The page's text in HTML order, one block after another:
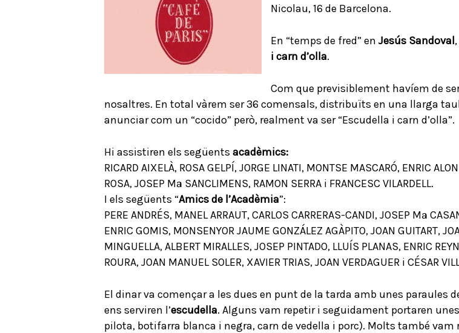
Nicolau, 16 de Barcelona.
En “temps de fred” en Jesús Sandoval
i carn d’olla.
Com que previsiblement havíem de
nosaltres. En total vàrem ser 36 comensals, distribuïts en una llarga
anunciar com un “cocido” però, realment va ser “Escudella i carn d’olla”.
Hi assistiren els següents acadèmics:
RICARD AIXELÀ, ROSA GELPÍ, JORGE LINATI, MONTSE MASCARÓ, ENRIC
ROSA, JOSEP Mª SANCLIMENS, RAMON SERRA i FRANCESC VILARDELL.
I els següents “Amics de l’Acadèmia”:
PERE ANDRÉS, MANEL ARRAUT, CARLOS CARRERAS-CANDI, JOSEP Mª
ENRIC GOMIS, MONSENYOR JAUME GONZÁLEZ AGÀPITO, JOAN GUITART,
MINGUELLA, ALBERT MIRALLES, JOSEP PINTADO, LLUÍS PLANAS, ENRIC
ROURA, JOAN MANUEL SOLER, XAVIER TRIAS, JOAN VERDAGUER i CÉSAR
El dinar va començar a les dues en punt de la tarda amb unes paraules
ens serviren l’escudella. Alguns vam repetir i seguidament portaren
pilota, botifarra blanca i negra, carn de vedella i porc). Molts també vam